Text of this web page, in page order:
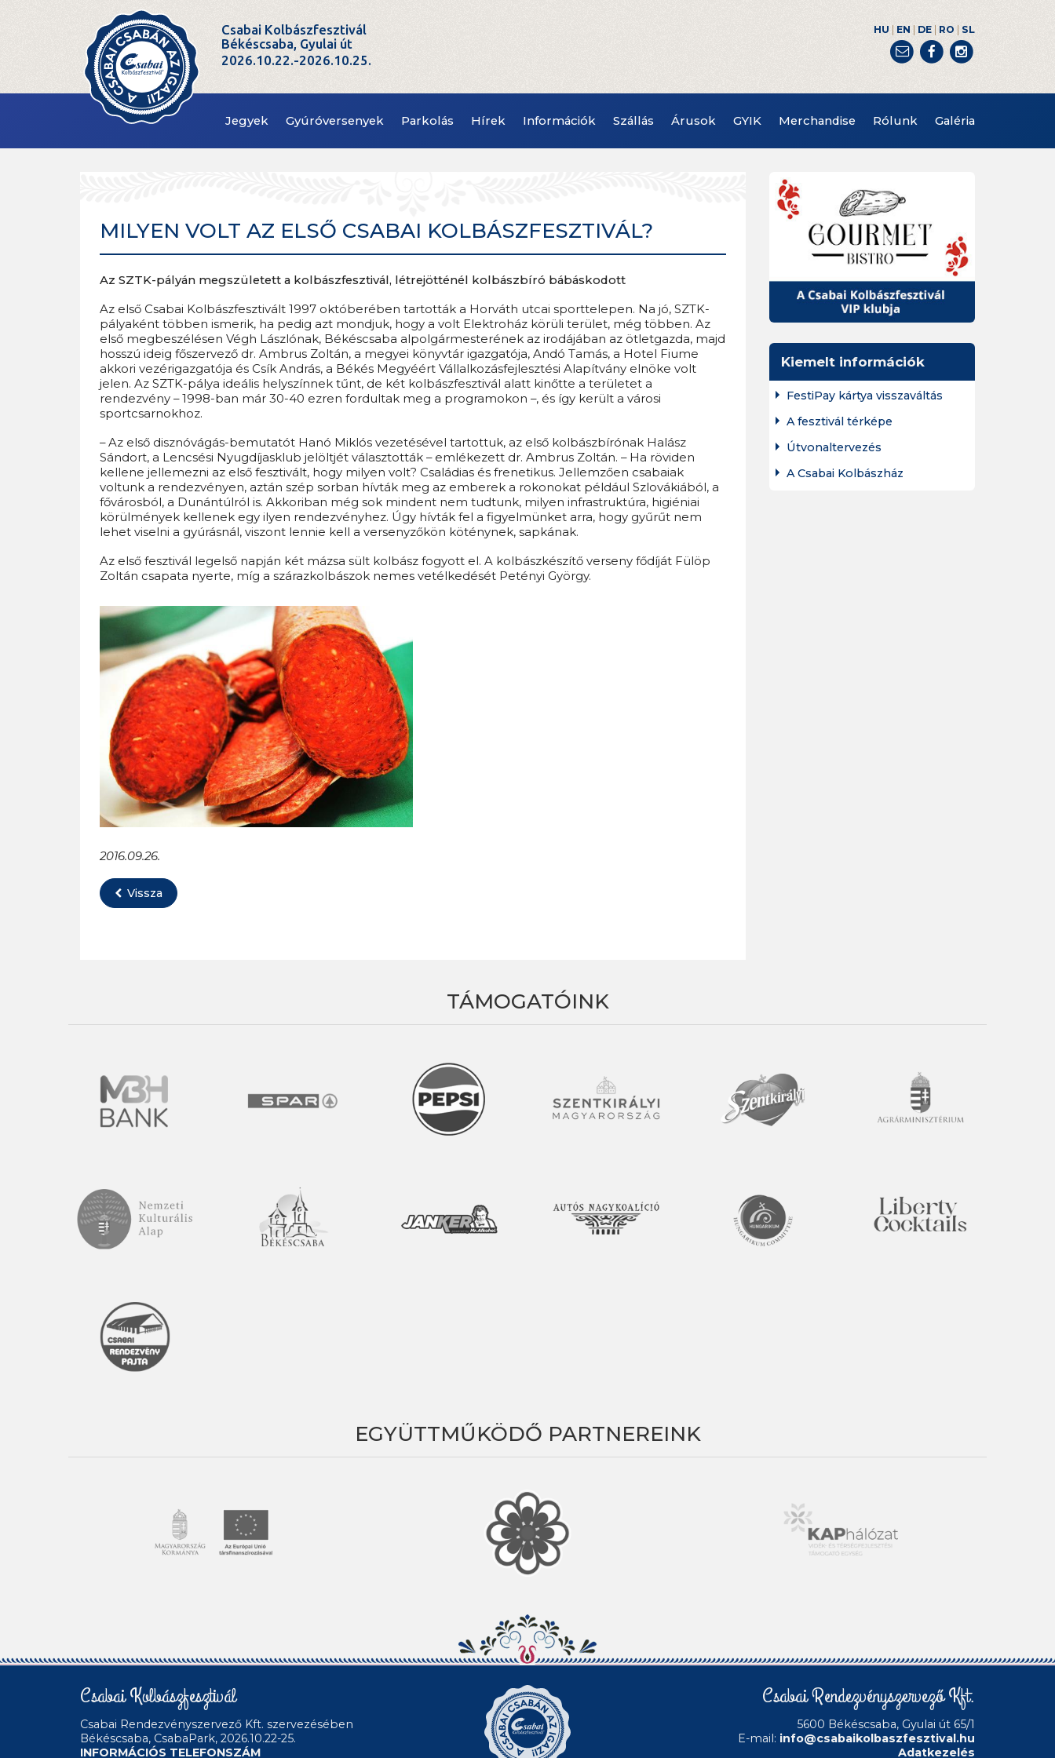
Csabai Kolbászfesztivál
Békéscsaba, Gyulai út
2026.10.22.-2026.10.25.
HU | EN | DE | RO | SL
Jegyek Gyúróversenyek Parkolás Hírek Információk Szállás Árusok GYIK Merchandise Rólunk Galéria
MILYEN VOLT AZ ELSŐ CSABAI KOLBÁSZFESZTIVÁL?
Az SZTK-pályán megszületett a kolbászfesztivál, létrejötténél kolbászbíró bábáskodott
Az első Csabai Kolbászfesztivált 1997 októberében tartották a Horváth utcai sporttelepen. Na jó, SZTK-
pályaként többen ismerik, ha pedig azt mondjuk, hogy a volt Elektroház körüli terület, még többen. Az
első megbeszélésen Végh Lászlónak, Békéscsaba alpolgármesterének az irodájában az ötletgazda, majd
hosszú ideig főszervező dr. Ambrus Zoltán, a megyei könyvtár igazgatója, Andó Tamás, a Hotel Fiume
akkori vezérigazgatója és Csík András, a Békés Megyéért Vállalkozásfejlesztési Alapítvány elnöke volt
jelen. Az SZTK-pálya ideális helyszínnek tűnt, de két kolbászfesztivál alatt kinőtte a területet a
rendezvény – 1998-ban már 30-40 ezren fordultak meg a programokon –, és így került a városi
sportcsarnokhoz.
– Az első disznóvágás-bemutatót Hanó Miklós vezetésével tartottuk, az első kolbászbírónak Halász
Sándort, a Lencsési Nyugdíjasklub jelöltjét választották – emlékezett dr. Ambrus Zoltán. – Ha röviden
kellene jellemezni az első fesztivált, hogy milyen volt? Családias és frenetikus. Jellemzően csabaiak
voltunk a rendezvényen, aztán szép sorban hívták meg az emberek a rokonokat például Szlovákiából, a
fővárosból, a Dunántúlról is. Akkoriban még sok mindent nem tudtunk, milyen infrastruktúra, higiéniai
körülmények kellenek egy ilyen rendezvényhez. Úgy hívták fel a figyelmünket arra, hogy gyűrűt nem
lehet viselni a gyúrásnál, viszont lennie kell a versenyzőkön köténynek, sapkának.
Az első fesztivál legelső napján két mázsa sült kolbász fogyott el. A kolbászkészítő verseny fődíját Fülöp
Zoltán csapata nyerte, míg a szárazkolbászok nemes vetélkedését Petényi György.
2016.09.26.
Vissza
Kiemelt információk
FestiPay kártya visszaváltás
A fesztivál térképe
Útvonaltervezés
A Csabai Kolbászház
TÁMOGATÓINK
EGYÜTTMŰKÖDŐ PARTNEREINK
Csabai Kolbászfesztivál
Csabai Rendezvényszervező Kft. szervezésében
Békéscsaba, CsabaPark, 2026.10.22-25.
INFORMÁCIÓS TELEFONSZÁM
Csabai Rendezvényszervező Kft.
5600 Békéscsaba, Gyulai út 65/1
E-mail: info@csabaikolbaszfesztival.hu
Adatkezelés